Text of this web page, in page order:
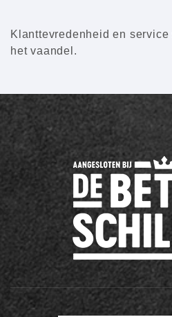
Klanttevredenheid en
het vaandel.